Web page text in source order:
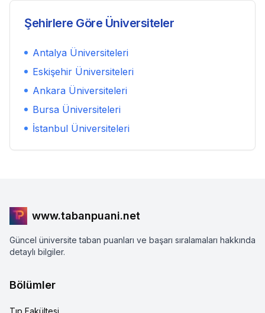
Şehirlere Göre Üniversiteler
Antalya Üniversiteleri
Eskişehir Üniversiteleri
Ankara Üniversiteleri
Bursa Üniversiteleri
İstanbul Üniversiteleri
www.tabanpuani.net
Güncel üniversite taban puanları ve başarı sıralamaları hakkında
detaylı bilgiler.
Bölümler
Tıp Fakültesi